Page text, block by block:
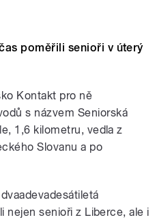
poměřili senioři v úterý
Kontakt pro ně
s názvem Seniorská
1,6 kilometru, vedla z
Slovanu a po
nejen senioři z Liberce, ale i